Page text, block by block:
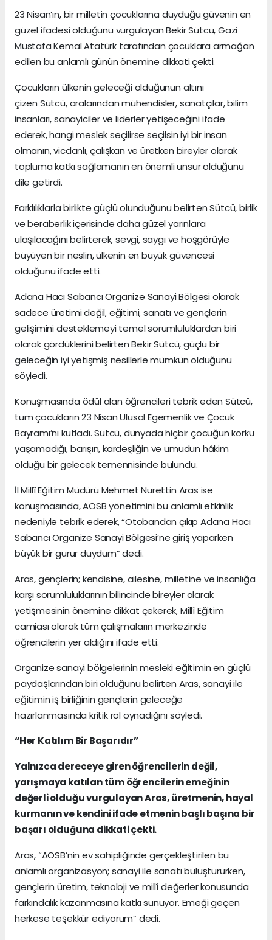
23 Nisan’ın, bir milletin çocuklarına duyduğu güvenin en
güzel ifadesi olduğunu vurgulayan Bekir Sütcü, Gazi
Mustafa Kemal Atatürk tarafından çocuklara armağan
edilen bu anlamlı günün önemine dikkati çekti.
Çocukların ülkenin geleceği olduğunun altını
çizen Sütcü, aralarından mühendisler, sanatçılar, bilim
insanları, sanayiciler ve liderler yetişeceğini ifade
ederek, hangi meslek seçilirse seçilsin iyi bir insan
olmanın, vicdanlı, çalışkan ve üretken bireyler olarak
topluma katkı sağlamanın en önemli unsur olduğunu
dile getirdi.
Farklılıklarla birlikte güçlü olunduğunu belirten Sütcü, birlik
ve beraberlik içerisinde daha güzel yarınlara
ulaşılacağını belirterek, sevgi, saygı ve hoşgörüyle
büyüyen bir neslin, ülkenin en büyük güvencesi
olduğunu ifade etti.
Adana Hacı Sabancı Organize Sanayi Bölgesi olarak
sadece üretimi değil, eğitimi, sanatı ve gençlerin
gelişimini desteklemeyi temel sorumluluklardan biri
olarak gördüklerini belirten Bekir Sütcü, güçlü bir
geleceğin iyi yetişmiş nesillerle mümkün olduğunu
söyledi.
Konuşmasında ödül alan öğrencileri tebrik eden Sütcü,
tüm çocukların 23 Nisan Ulusal Egemenlik ve Çocuk
Bayramı’nı kutladı. Sütcü, dünyada hiçbir çocuğun korku
yaşamadığı, barışın, kardeşliğin ve umudun hâkim
olduğu bir gelecek temennisinde bulundu.
İl Millî Eğitim Müdürü Mehmet Nurettin Aras ise
konuşmasında, AOSB yönetimini bu anlamlı etkinlik
nedeniyle tebrik ederek, “Otobandan çıkıp Adana Hacı
Sabancı Organize Sanayi Bölgesi’ne giriş yaparken
büyük bir gurur duydum” dedi.
Aras, gençlerin; kendisine, ailesine, milletine ve insanlığa
karşı sorumluluklarının bilincinde bireyler olarak
yetişmesinin önemine dikkat çekerek, Millî Eğitim
camiası olarak tüm çalışmaların merkezinde
öğrencilerin yer aldığını ifade etti.
Organize sanayi bölgelerinin mesleki eğitimin en güçlü
paydaşlarından biri olduğunu belirten Aras, sanayi ile
eğitimin iş birliğinin gençlerin geleceğe
hazırlanmasında kritik rol oynadığını söyledi.
“Her Katılım Bir Başarıdır”
Yalnızca dereceye giren öğrencilerin değil,
yarışmaya katılan tüm öğrencilerin emeğinin
değerli olduğu vurgulayan Aras, üretmenin, hayal
kurmanın ve kendini ifade etmenin başlı başına bir
başarı olduğuna dikkati çekti.
Aras, “AOSB’nin ev sahipliğinde gerçekleştirilen bu
anlamlı organizasyon; sanayi ile sanatı buluştururken,
gençlerin üretim, teknoloji ve millî değerler konusunda
farkındalık kazanmasına katkı sunuyor. Emeği geçen
herkese teşekkür ediyorum” dedi.